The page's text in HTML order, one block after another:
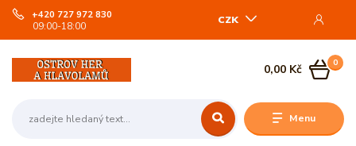
Menu
CZK
+420 727 972 830
09:00-18:00
0
0,00 Kč